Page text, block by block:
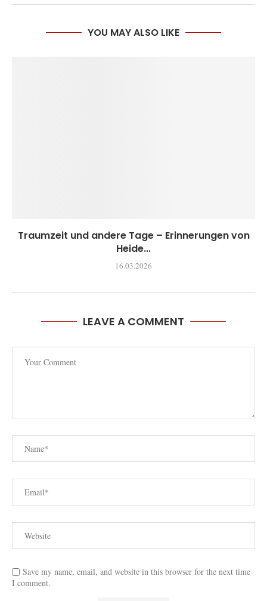
YOU MAY ALSO LIKE
Traumzeit und andere Tage – Erinnerungen von
Heide...
16.03.2026
LEAVE A COMMENT
Save my name, email, and website in this browser for the next time
I comment.